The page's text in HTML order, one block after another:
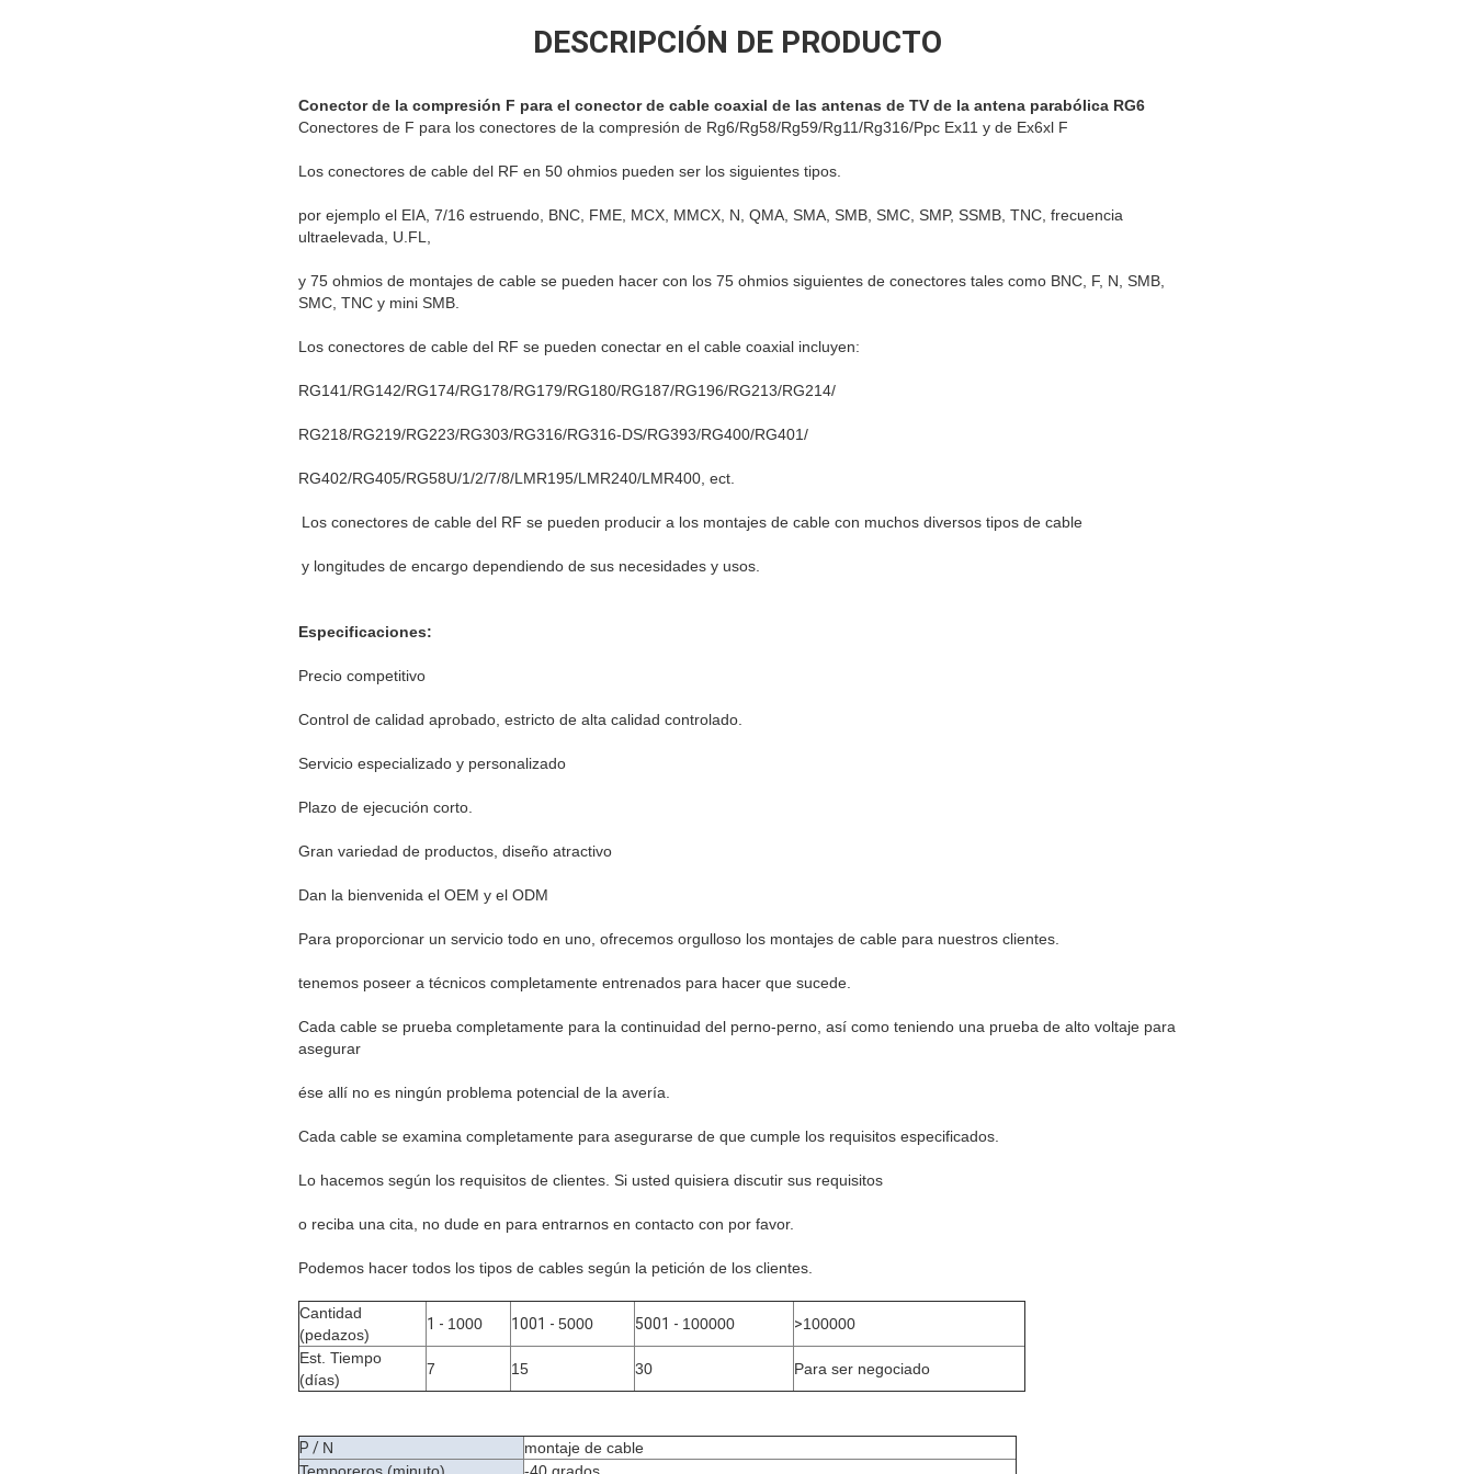
DESCRIPCIÓN DE PRODUCTO
Conector de la compresión F para el conector de cable coaxial de las antenas de TV de la antena parabólica RG6
Conectores de F para los conectores de la compresión de Rg6/Rg58/Rg59/Rg11/Rg316/Ppc Ex11 y de Ex6xl F
Los conectores de cable del RF en 50 ohmios pueden ser los siguientes tipos.
por ejemplo el EIA, 7/16 estruendo, BNC, FME, MCX, MMCX, N, QMA, SMA, SMB, SMC, SMP, SSMB, TNC, frecuencia
ultraelevada, U.FL,
y 75 ohmios de montajes de cable se pueden hacer con los 75 ohmios siguientes de conectores tales como BNC, F, N, SMB,
SMC, TNC y mini SMB.
Los conectores de cable del RF se pueden conectar en el cable coaxial incluyen:
RG141/RG142/RG174/RG178/RG179/RG180/RG187/RG196/RG213/RG214/
RG218/RG219/RG223/RG303/RG316/RG316-DS/RG393/RG400/RG401/
RG402/RG405/RG58U/1/2/7/8/LMR195/LMR240/LMR400, ect.
Los conectores de cable del RF se pueden producir a los montajes de cable con muchos diversos tipos de cable
y longitudes de encargo dependiendo de sus necesidades y usos.
Especificaciones:
Precio competitivo
Control de calidad aprobado, estricto de alta calidad controlado.
Servicio especializado y personalizado
Plazo de ejecución corto.
Gran variedad de productos, diseño atractivo
Dan la bienvenida el OEM y el ODM
Para proporcionar un servicio todo en uno, ofrecemos orgulloso los montajes de cable para nuestros clientes.
tenemos poseer a técnicos completamente entrenados para hacer que sucede.
Cada cable se prueba completamente para la continuidad del perno-perno, así como teniendo una prueba de alto voltaje para
asegurar
ése allí no es ningún problema potencial de la avería.
Cada cable se examina completamente para asegurarse de que cumple los requisitos especificados.
Lo hacemos según los requisitos de clientes. Si usted quisiera discutir sus requisitos
o reciba una cita, no dude en para entrarnos en contacto con por favor.
Podemos hacer todos los tipos de cables según la petición de los clientes.
Cantidad
(pedazos)
1 - 1000 1001 - 5000 5001 - 100000 >100000
Est. Tiempo
(días)
7 15 30 Para ser negociado
P / N
montaje de cable
Temporeros (minuto)
-40 grados